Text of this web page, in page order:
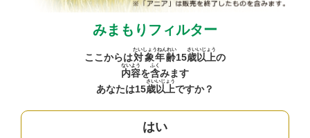
みまもりフィルター
ここからは対象年齢
たいしょうねんれい
15歳
さい
以上
いじょう
の
内容
ないよう
を含
ふく
みます
あなたは15歳
さい
以上
いじょう
ですか？
はい